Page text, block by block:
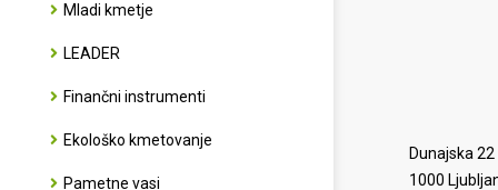
Mladi kmetje
LEADER
Finančni instrumenti
Ekološko kmetovanje
Pametne vasi
Dunajska 22
1000